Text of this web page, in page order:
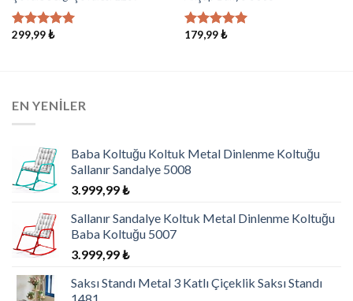
5 üzerinden
299,99₺
5 üzerinden
179,99₺
EN YENILER
Baba Koltuğu Koltuk Metal Dinlenme Koltuğu
Sallanır Sandalye 5008
3.999,99₺
Sallanır Sandalye Koltuk Metal Dinlenme Koltuğu
Baba Koltuğu 5007
3.999,99₺
Saksı Standı Metal 3 Katlı Çiçeklik Saksı Standı